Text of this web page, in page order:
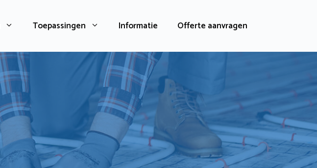
Toepassingen Informatie Offerte aanvragen